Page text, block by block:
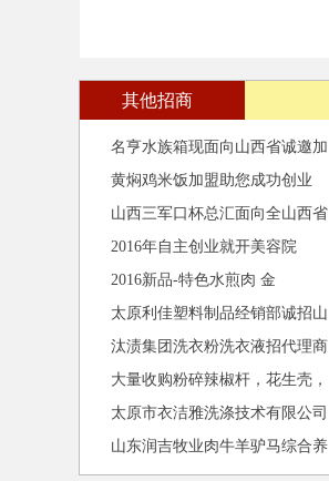
其他招商
名亨水族箱现面向山西省诚邀加
黄焖鸡米饭加盟助您成功创业
山西三军口杯总汇面向全山西省
2016年自主创业就开美容院
2016新品-特色水煎肉 金
太原利佳塑料制品经销部诚招山
汰渍集团洗衣粉洗衣液招代理商
大量收购粉碎辣椒杆，花生壳，
太原市衣洁雅洗涤技术有限公司
山东润吉牧业肉牛羊驴马综合养